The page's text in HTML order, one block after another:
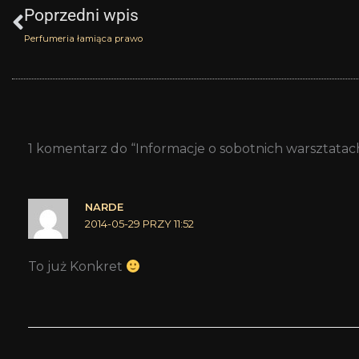
Poprzedni wpis
Perfumeria łamiąca prawo
1 komentarz do “Informacje o sobotnich
NARDE
2014-05-29 PRZY 11:52
To już Konkret